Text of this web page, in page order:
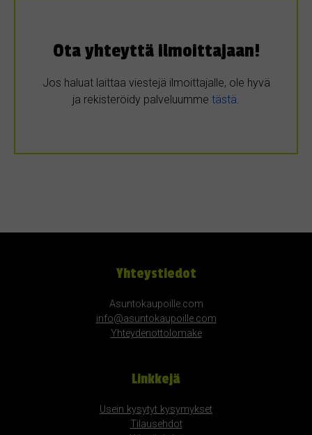
Ota yhteyttä ilmoittajaan!
Jos haluat laittaa viestejä ilmoittajalle, ole hyvä
ja rekisteröidy palveluumme tästä
Yhteystiedot
Asuntokaupoille.com
info@asuntokaupoille.com
Yhteydenottolomake
Linkkejä
Usein kysytyt kysymykset
Tilausehdot